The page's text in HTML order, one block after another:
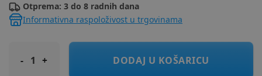
Otprema: 3 do 8 radnih dana
Informativna raspoloživost u trgovinama
FREEON Autosjedalica i-size 100-150 cm sklopiva Olymp black
DODAJ U KOŠARICU